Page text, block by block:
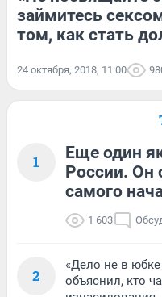
займитесь
том, как стать
24 октября, 2018, 11:00
1
Еще один
России. Он
самого
1 603
2
«Дело не в
объяснил, кто